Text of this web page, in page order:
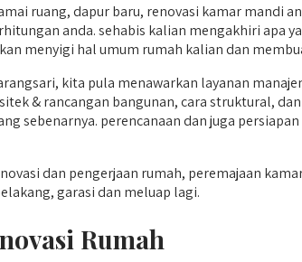
ruang, dapur baru, renovasi kamar mandi
anda. sehabis kalian mengakhiri apa
menyigi hal umum rumah kalian dan
kita pula menawarkan layanan
& rancangan bangunan, cara struktural,
sebenarnya. perencanaan dan juga
dan pengerjaan rumah, peremajaan
garasi dan meluap lagi.
Rumah